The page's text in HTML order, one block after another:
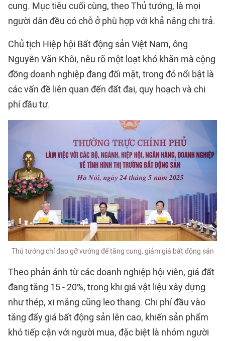
cung. Mục tiêu cuối cùng, theo Thủ tướng, là mọi
người dân đều có chỗ ở phù hợp với khả năng chi trả.
Chủ tịch Hiệp hội Bất động sản Việt Nam, ông
Nguyễn Văn Khôi, nêu rõ một loạt khó khăn mà cộng
đồng doanh nghiệp đang đối mặt, trong đó nổi bật là
các vấn đề liên quan đến đất đai, quy hoạch và chi
phí đầu tư.
Thủ tướng chỉ đạo gỡ vướng để tăng cung, giảm giá bất động sản
Theo phản ánh từ các doanh nghiệp hội viên, giá đất
đang tăng 15 - 20%, trong khi giá vật liệu xây dựng
như thép, xi măng cũng leo thang. Chi phí đầu vào
tăng đẩy giá bất động sản lên cao, khiến sản phẩm
khó tiếp cận với người mua, đặc biệt là nhóm người